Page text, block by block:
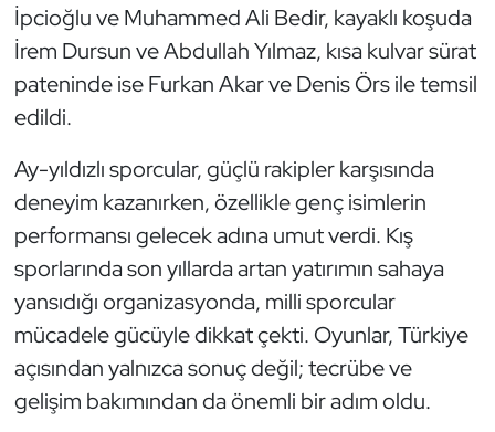
İpcioğlu ve Muhammed Ali Bedir, kayaklı koşuda
İrem Dursun ve Abdullah Yılmaz, kısa kulvar sürat
pateninde ise Furkan Akar ve Denis Örs ile temsil
edildi.
Ay-yıldızlı sporcular, güçlü rakipler karşısında
deneyim kazanırken, özellikle genç isimlerin
performansı gelecek adına umut verdi. Kış
sporlarında son yıllarda artan yatırımın sahaya
yansıdığı organizasyonda, milli sporcular
mücadele gücüyle dikkat çekti. Oyunlar, Türkiye
açısından yalnızca sonuç değil; tecrübe ve
gelişim bakımından da önemli bir adım oldu.
Judo ve Kuraş
Kano ve Rafting
Kayak
Kempo
Kick Boks
Kürek